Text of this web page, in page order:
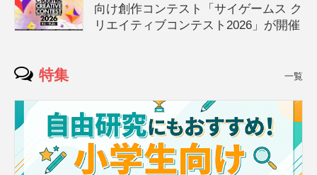
向け創作コンテスト「サイゲームス ク
リエイティブコンテスト2026」が開催
特集 一覧